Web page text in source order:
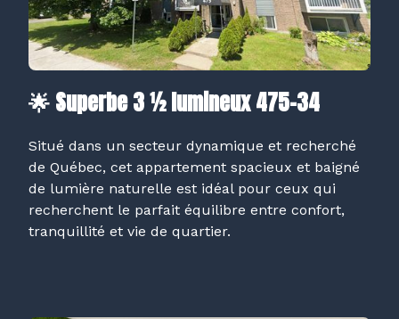
🌟 Superbe 3 ½ lumineux 475-34
Situé dans un secteur dynamique et recherché
de Québec, cet appartement spacieux et baigné
de lumière naturelle est idéal pour ceux qui
recherchent le parfait équilibre entre confort,
tranquillité et vie de quartier.